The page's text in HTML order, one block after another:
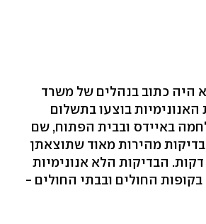
היה כתוב בנהלים של משרד
האנונימיות בוצעו בתשלום
באיידס ובבית הפתוח, שם
מהירות מאוד שתוצאתן
מתקבלת תוך כ-30 דקות. הבדיקות הלא אנונימיות
החולים ובבתי החולים -